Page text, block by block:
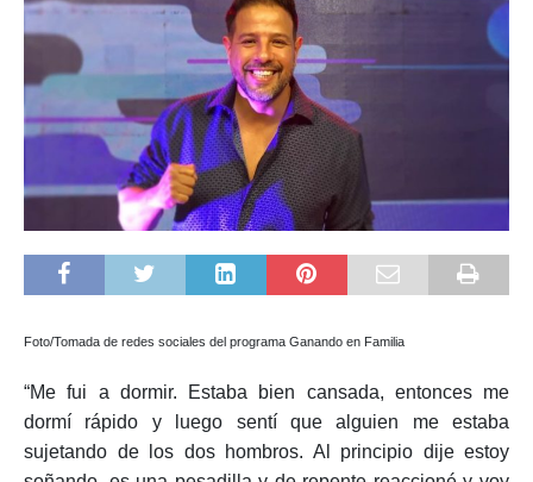
Foto/Tomada de redes sociales del programa Ganando en Familia
“Me fui a dormir. Estaba bien cansada, entonces me
dormí rápido y luego sentí que alguien me estaba
sujetando de los dos hombros. Al principio dije estoy